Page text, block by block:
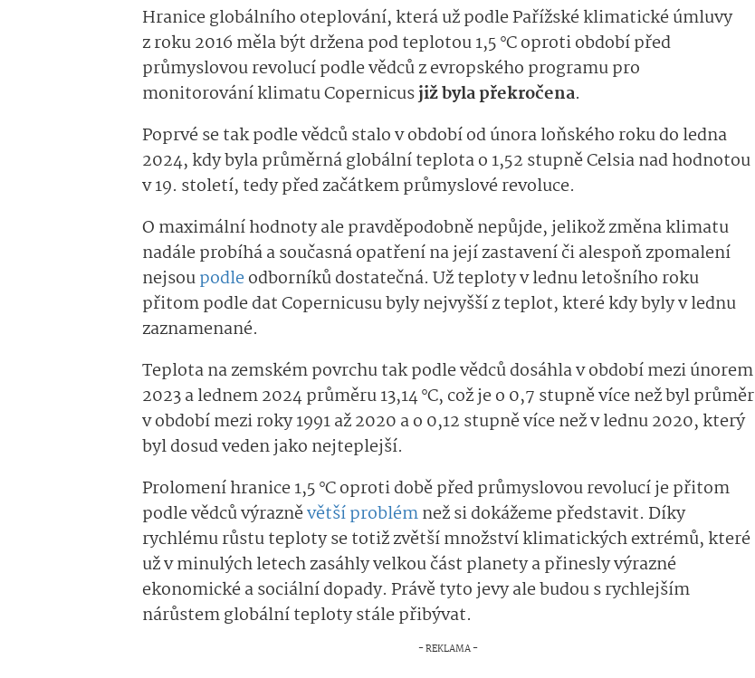
Hranice globálního oteplování, která už podle Pařížské klimatické úmluvy
z roku 2016 měla být držena pod teplotou 1,5 °C oproti období před
průmyslovou revolucí podle vědců z evropského programu pro
monitorování klimatu Copernicusjiž byla překročena.
Poprvé se tak podle vědců stalo v období od února loňského roku do ledna
2024, kdy byla průměrná globální teplota o 1,52 stupně Celsia nad hodnotou
v 19. století, tedy před začátkem průmyslové revoluce.
O maximální hodnoty ale pravděpodobně nepůjde, jelikož změna klimatu
nadále probíhá a současná opatření na její zastavení či alespoň zpomalení
nejsoupodleodborníků dostatečná. Už teploty v lednu letošního roku
přitom podle dat Copernicusu byly nejvyšší z teplot, které kdy byly v lednu
zaznamenané.
Teplota na zemském povrchu tak podle vědců dosáhla v období mezi únorem
2023 a lednem 2024 průměru 13,14 °C, což je o 0,7 stupně více než byl průměr
v období mezi roky 1991 až 2020 a o 0,12 stupně více než v lednu 2020, který
byl dosud veden jako nejteplejší.
Prolomení hranice 1,5 °C oproti době před průmyslovou revolucí je přitom
podle vědců výrazněvětší problémnež si dokážeme představit. Díky
rychlému růstu teploty se totiž zvětší množství klimatických extrémů, které
už v minulých letech zasáhly velkou část planety a přinesly výrazné
ekonomické a sociální dopady. Právě tyto jevy ale budou s rychlejším
nárůstem globální teploty stále přibývat.